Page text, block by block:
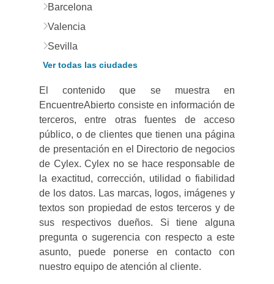
Barcelona
Valencia
Sevilla
Ver todas las ciudades
El contenido que se muestra en
EncuentreAbierto consiste en información de
terceros, entre otras fuentes de acceso
público, o de clientes que tienen una página
de presentación en el Directorio de negocios
de Cylex. Cylex no se hace responsable de
la exactitud, corrección, utilidad o fiabilidad
de los datos. Las marcas, logos, imágenes y
textos son propiedad de estos terceros y de
sus respectivos dueños. Si tiene alguna
pregunta o sugerencia con respecto a este
asunto, puede ponerse en contacto con
nuestro equipo de atención al cliente.